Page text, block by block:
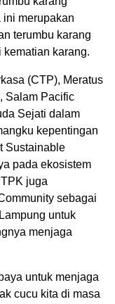
merupakan
terumbu karang
karang.
(CTP), Meratus
Salam Pacific
Sejati dalam
kepentingan
Sustainable
pada ekosistem
juga
sebagai
untuk
menjaga
untuk menjaga
cucu kita di masa